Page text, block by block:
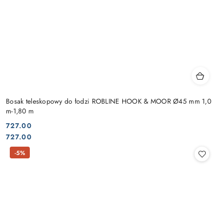
Bosak teleskopowy do łodzi ROBLINE HOOK & MOOR Ø45 mm 1,0
m-1,80 m
Cena:
727.00
Cena:
727.00
-5%